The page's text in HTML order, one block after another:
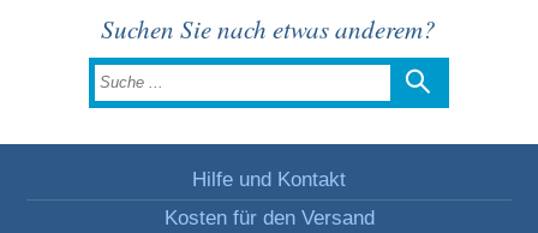
Suchen Sie nach etwas anderem?
Hilfe und Kontakt
Kosten für den Versand